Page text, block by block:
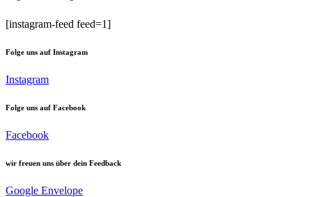
[instagram-feed feed=1]
Folge uns auf Instagram
Instagram
Folge uns auf Facebook
Facebook
wir freuen uns über dein Feedback
Google Envelope